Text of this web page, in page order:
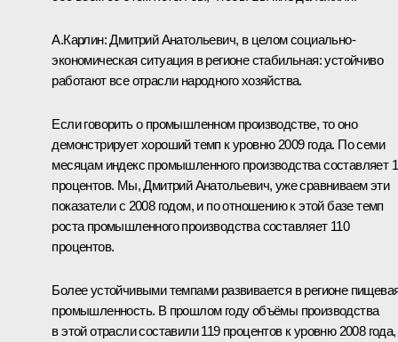
А.Карлин:Дмитрий Анатольевич, в целом социально-
экономическая ситуация в регионе стабильная: устойчиво
работают все отрасли народного хозяйства.
Если говорить о промышленном производстве, то оно
демонстрирует хороший темп к уровню 2009 года. По семи
месяцам индекс промышленного производства составляет
процентов. Мы, Дмитрий Анатольевич, уже сравниваем эти
показатели с 2008 годом, и по отношению к этой базе темп
роста промышленного производства составляет 110
процентов.
Более устойчивыми темпами развивается в регионе
промышленность. В прошлом году объёмы производства
в этой отрасли составили 119 процентов к уровню 2008 года,